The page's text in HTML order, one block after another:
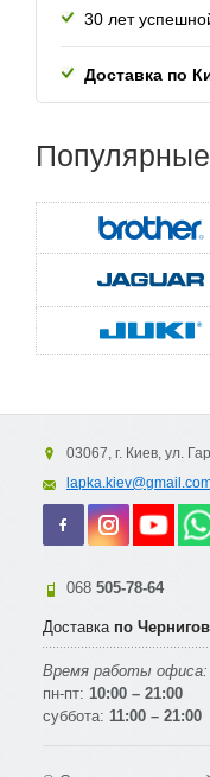
30 лет
Доставка по
Популярные
03067, г. Киев, ул.
068 505-78-64
Доставка по
Время работы офиса:
пн-пт: 10:00 – 21:00
суббота: 11:00 – 21:00